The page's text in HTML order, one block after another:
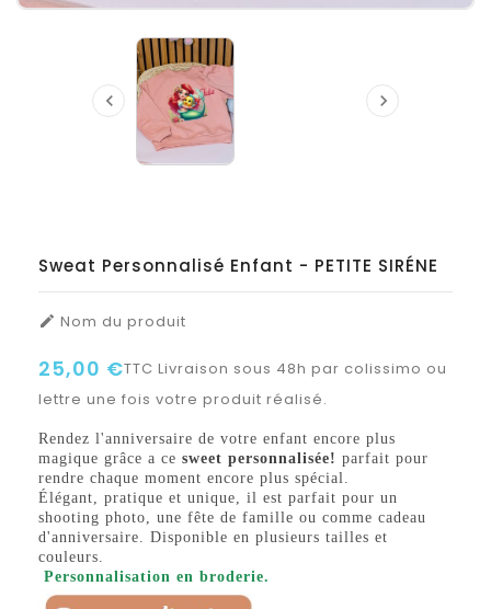
 
Sweat Personnalisé Enfant - PETITE SIRÉNE
 Nom du produit
25,00 €TTC Livraison sous 48h par colissimo ou
lettre une fois votre produit réalisé.
Rendez l'anniversaire de votre enfant encore plus
magique grâce a ce sweet personnalisée! parfait pour
rendre chaque moment encore plus spécial.
Élégant, pratique et unique, il est parfait pour un
shooting photo, une fête de famille ou comme cadeau
d'anniversaire. Disponible en plusieurs tailles et
couleurs.
Personnalisation en broderie.